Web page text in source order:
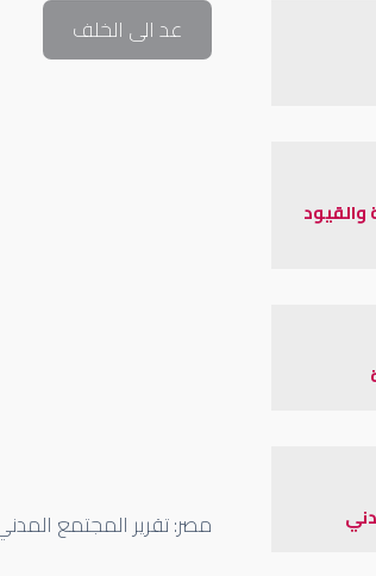
والقيود
عد الى الخلف
مصر: تقرير المجتمع